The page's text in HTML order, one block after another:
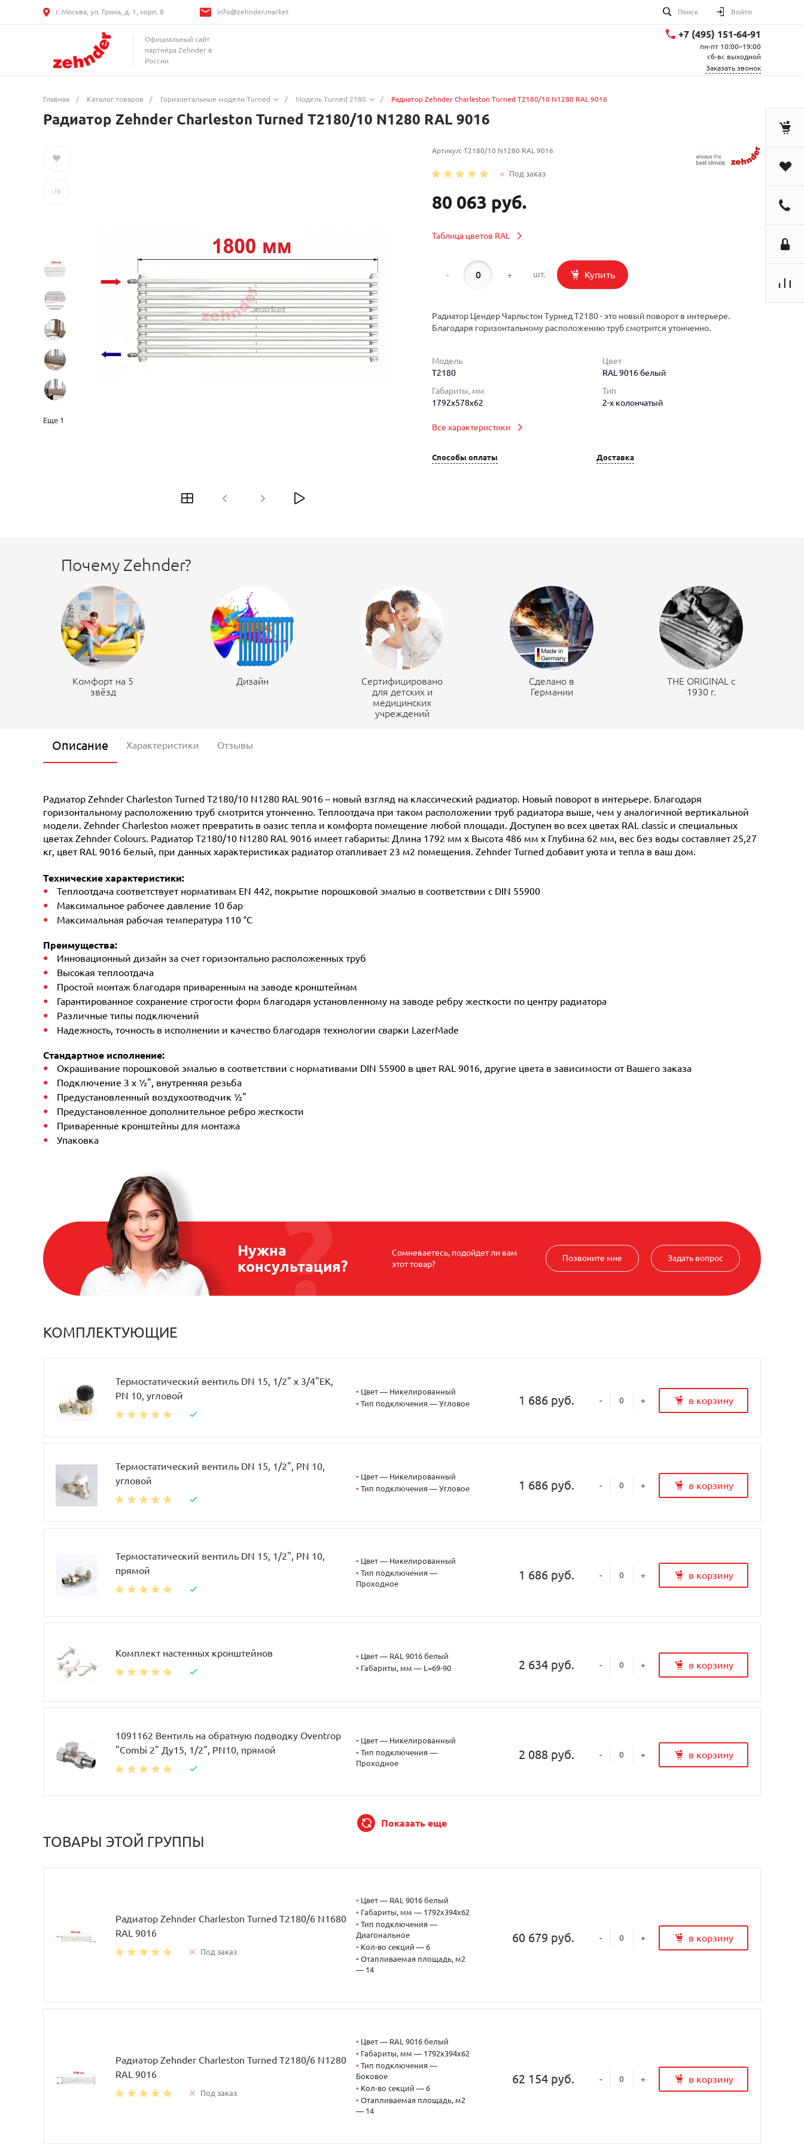
г. Москва, ул. Грина, д. 1, корп. 8 info@zehnder.market Поиск Войти
Официальный сайт
партнёра Zehnder в
России
+7 (495) 151-64-91
пн-пт 10:00–19:00
сб-вс выходной
Заказать звонок
Главная / Каталог товаров / Горизонтальные модели Turned / Модель Turned 2180 / Радиатор Zehnder Charleston Turned T2180/10 N1280 RAL 9016
Радиатор Zehnder Charleston Turned T2180/10 N1280 RAL 9016
Еще 1
Артикул: T2180/10 N1280 RAL 9016
Под заказ
80 063 руб.
Таблица цветов RAL
- + шт. Купить
Радиатор Цендер Чарльстон Турнед T2180 - это новый поворот в интерьере.
Благодаря горизонтальному расположению труб смотрится утонченно.
Модель
T2180
Цвет
RAL 9016 белый
Габариты, мм
1792x578x62
Тип
2-х колончатый
Все характеристики
Способы оплаты Доставка
Почему Zehnder?
Комфорт на 5
звёзд
Дизайн
Сертифицировано
для детских и
медицинских
учреждений
Сделано в
Германии
THE ORIGINAL c
1930 г.
Описание Характеристики Отзывы
Радиатор Zehnder Charleston Turned T2180/10 N1280 RAL 9016 – новый взгляд на классический радиатор. Новый поворот в интерьере. Благодаря
горизонтальному расположению труб смотрится утонченно. Теплоотдача при таком расположении труб радиатора выше, чем у аналогичной вертикальной
модели. Zehnder Charleston может превратить в оазис тепла и комфорта помещение любой площади. Доступен во всех цветах RAL classic и специальных
цветах Zehnder Colours. Радиатор T2180/10 N1280 RAL 9016 имеет габариты: Длина 1792 мм х Высота 486 мм х Глубина 62 мм, вес без воды составляет 25,27
кг, цвет RAL 9016 белый, при данных характеристиках радиатор отапливает 23 м2 помещения. Zehnder Turned добавит уюта и тепла в ваш дом.
Технические характеристики:
Теплоотдача соответствует нормативам EN 442, покрытие порошковой эмалью в соответствии с DIN 55900
Максимальное рабочее давление 10 бар
Максимальная рабочая температура 110 °C
Преимущества:
Инновационный дизайн за счет горизонтально расположенных труб
Высокая теплоотдача
Простой монтаж благодаря приваренным на заводе кронштейнам
Гарантированное сохранение строгости форм благодаря установленному на заводе ребру жесткости по центру радиатора
Различные типы подключений
Надежность, точность в исполнении и качество благодаря технологии сварки LazerMade
Стандартное исполнение:
Окрашивание порошковой эмалью в соответствии с нормативами DIN 55900 в цвет RAL 9016, другие цвета в зависимости от Вашего заказа
Подключение 3 х ½", внутренняя резьба
Предустановленный воздухоотводчик ½"
Предустановленное дополнительное ребро жесткости
Приваренные кронштейны для монтажа
Упаковка
Нужна
консультация?
Сомневаетесь, подойдет ли вам
этот товар?
Позвоните мне Задать вопрос
КОМПЛЕКТУЮЩИЕ
Термостатический вентиль DN 15, 1/2" х 3/4"EK,
PN 10, угловой
• Цвет — Никелированный
• Тип подключения — Угловое 1 686 руб. - + в корзину
Термостатический вентиль DN 15, 1/2", PN 10,
угловой
• Цвет — Никелированный
• Тип подключения — Угловое 1 686 руб. - + в корзину
Термостатический вентиль DN 15, 1/2", PN 10,
прямой
• Цвет — Никелированный
• Тип подключения —
Проходное
1 686 руб. - + в корзину
Комплект настенных кронштейнов • Цвет — RAL 9016 белый
• Габариты, мм — L=69-90 2 634 руб. - + в корзину
1091162 Вентиль на обратную подводку Oventrop
"Combi 2" Ду15, 1/2", PN10, прямой
• Цвет — Никелированный
• Тип подключения —
Проходное
2 088 руб. - + в корзину
Показать еще
ТОВАРЫ ЭТОЙ ГРУППЫ
Радиатор Zehnder Charleston Turned T2180/6 N1680
RAL 9016
Под заказ
• Цвет — RAL 9016 белый
• Габариты, мм — 1792x394x62
• Тип подключения —
Диагональное
• Кол-во секций — 6
• Отапливаемая площадь, м2
— 14
60 679 руб. - + в корзину
Радиатор Zehnder Charleston Turned T2180/6 N1280
RAL 9016
Под заказ
• Цвет — RAL 9016 белый
• Габариты, мм — 1792x394x62
• Тип подключения —
Боковое
• Кол-во секций — 6
• Отапливаемая площадь, м2
— 14
62 154 руб. - + в корзину